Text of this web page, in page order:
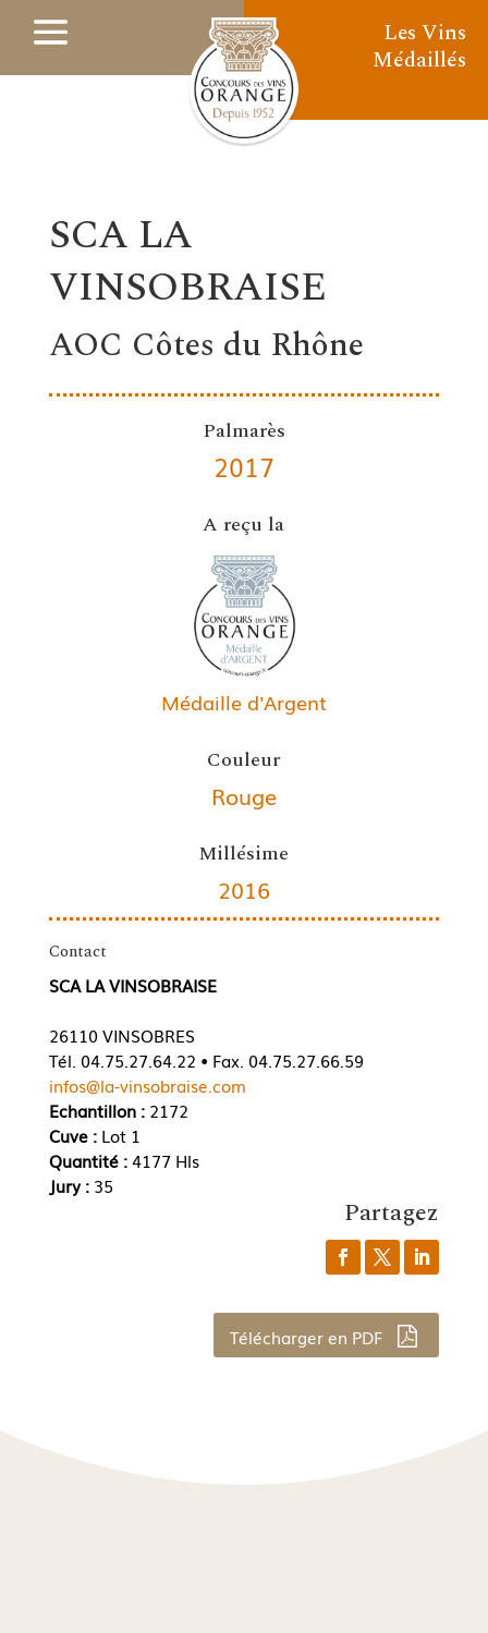
Les Vins
Médaillés
SCA LA
VINSOBRAISE
AOC Côtes du Rhône
Palmarès
2017
A reçu la
Médaille d'Argent
Couleur
Rouge
Millésime
2016
Contact
SCA LA VINSOBRAISE
26110 VINSOBRES
Tél. 04.75.27.64.22 • Fax. 04.75.27.66.59
infos@la-vinsobraise.com
Echantillon :2172
Cuve : Lot 1
Quantité :4177 Hls
Jury : 35
Partagez
Télécharger en PDF